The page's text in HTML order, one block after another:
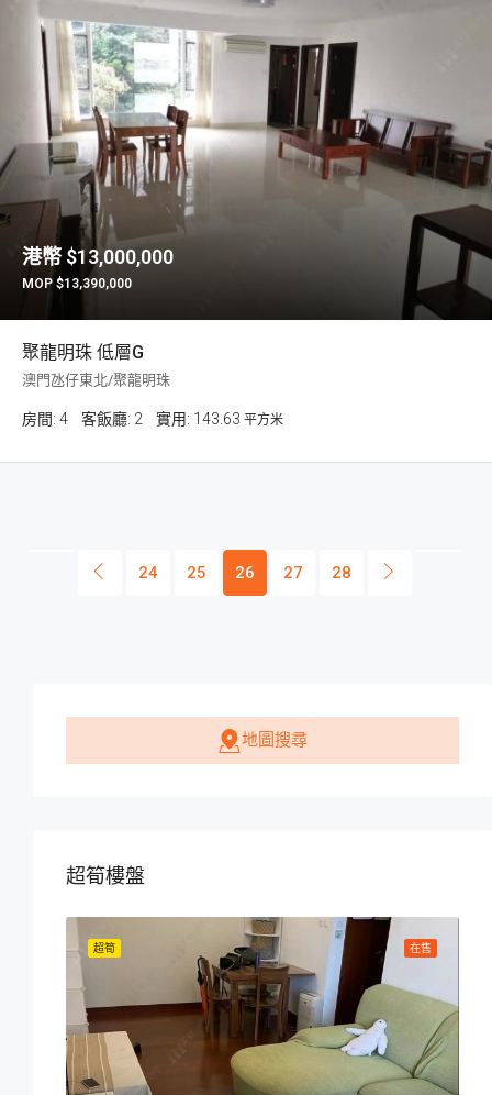
$13,000,000
$13,390,000
聚龍明珠 低層G
澳門氹仔東北/聚龍明珠
房間: 4 客飯廳: 2 143.63 平方米
24 25 26 27 28
地圖搜尋
超筍樓盤
在售
超筍